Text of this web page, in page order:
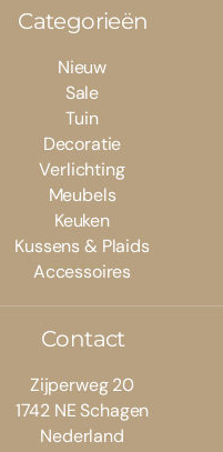
Categorieën
Nieuw
Sale
Tuin
Decoratie
Verlichting
Meubels
Keuken
Kussens & Plaids
Accessoires
Contact
Zijperweg 20
1742 NE Schagen
Nederland